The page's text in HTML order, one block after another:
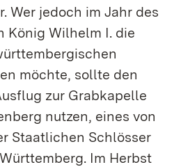
Wer jedoch im Jahr des
König Wilhelm I. die
möchte, sollte den
zur Grabkapelle
nutzen, eines von
Staatlichen Schlösser
Im Herbst